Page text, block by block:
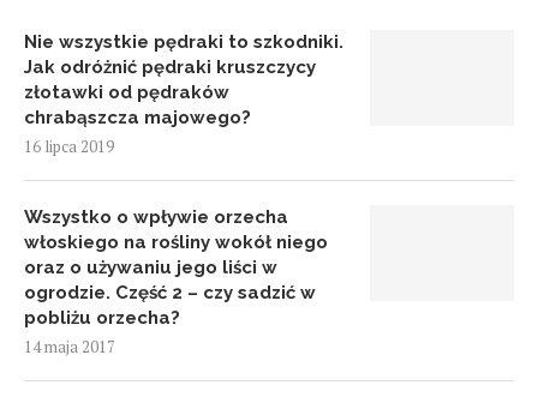
Nie wszystkie pędraki to szkodniki.
Jak odróżnić pędraki kruszczycy
złotawki od pędraków
chrabąszcza majowego?
16 lipca 2019
Wszystko o wpływie orzecha
włoskiego na rośliny wokół niego
oraz o używaniu jego liści w
ogrodzie. Część 2 – czy sadzić w
pobliżu orzecha?
14 maja 2017